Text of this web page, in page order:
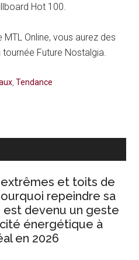
Hot 100.
Online, vous aurez des
Future Nostalgia.
,Tendance
extrêmes et toits de
repeindre sa
devenu un geste
énergétique à
en 2026